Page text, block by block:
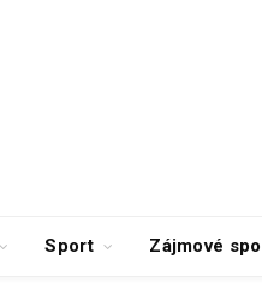
Sport Zájmové